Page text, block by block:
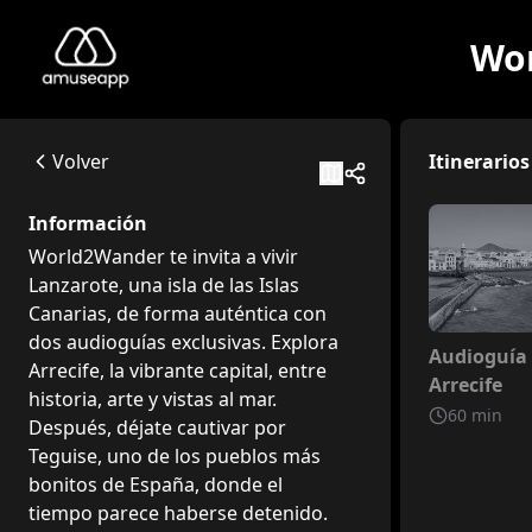
World2Wander Lanzarote - Arrecife
World2Wander te invita a vivir Lanzarote, una isla de las
Available itineraries
Este itinerario propuesto por World2Wander lo llevará a la
Volver
Información
World2Wander te invita a vivir
Lanzarote, una isla de las Islas
Canarias, de forma auténtica con
dos audioguías exclusivas. Explora
Arrecife, la vibrante capital, entre
historia, arte y vistas al mar.
Después, déjate cautivar por
Teguise, uno de los pueblos más
bonitos de España, donde el
tiempo parece haberse detenido.
Itinerarios
No
Audioguía
Arrecife
60 min